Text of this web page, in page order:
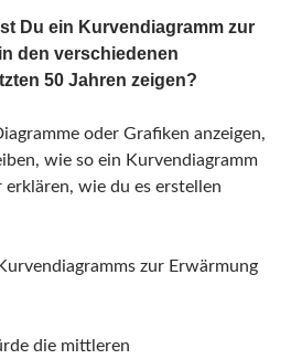
Du ein Kurvendiagramm zur
den verschiedenen
50 Jahren zeigen?
oder Grafiken anzeigen,
wie so ein Kurvendiagramm
wie du es erstellen
zur Erwärmung
die mittleren